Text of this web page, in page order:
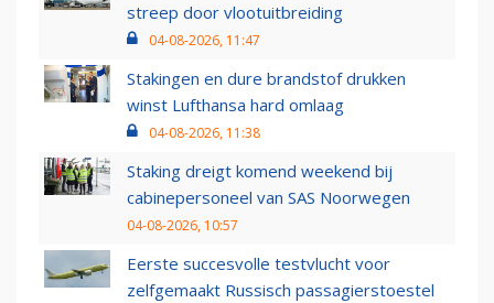
streep door vlootuitbreiding
04-08-2026, 11:47
Stakingen en dure brandstof drukken
winst Lufthansa hard omlaag
04-08-2026, 11:38
Staking dreigt komend weekend bij
cabinepersoneel van SAS Noorwegen
04-08-2026, 10:57
Eerste succesvolle testvlucht voor
zelfgemaakt Russisch passagierstoestel